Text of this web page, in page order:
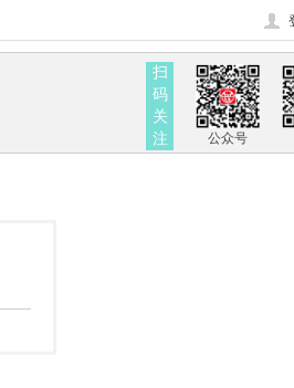
扫
码
关
注
公众号